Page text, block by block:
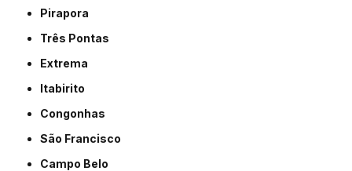
Pirapora
Três Pontas
Extrema
Itabirito
Congonhas
São Francisco
Campo Belo